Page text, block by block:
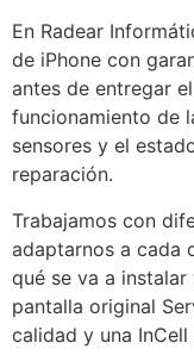
En Radear
de iPhone con
antes de entregar
funcionamiento de
sensores y el
reparación.
Trabajamos con
adaptarnos a cada
qué se va a
pantalla original
calidad y una InCell